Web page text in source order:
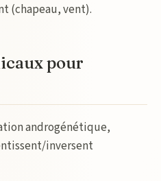
(chapeau, vent).
pour
androgénétique,
inversent